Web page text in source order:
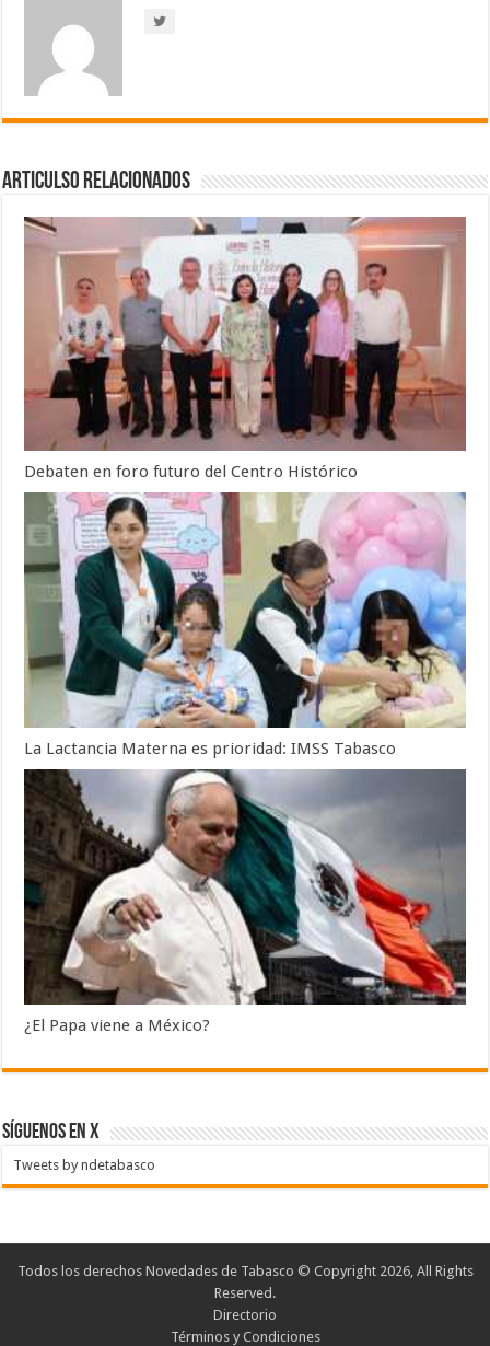
Articulso Relacionados
Debaten en foro futuro del Centro Histórico
La Lactancia Materna es prioridad: IMSS Tabasco
¿El Papa viene a México?
SÍGUENOS EN X
Tweets by ndetabasco
Todos los derechos Novedades de Tabasco © Copyright 2026, All Rights
Reserved.
Directorio
Términos y Condiciones